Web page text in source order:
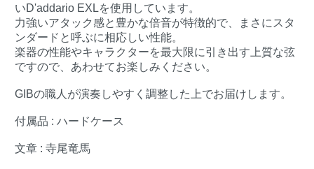
いD'addario EXLを使用しています。
力強いアタック感と豊かな倍音が特徴的で、まさにスタ
ンダードと呼ぶに相応しい性能。
楽器の性能やキャラクターを最大限に引き出す上質な弦
ですので、あわせてお楽しみください。
GIBの職人が演奏しやすく調整した上でお届けします。
付属品 : ハードケース
文章 : 寺尾竜馬